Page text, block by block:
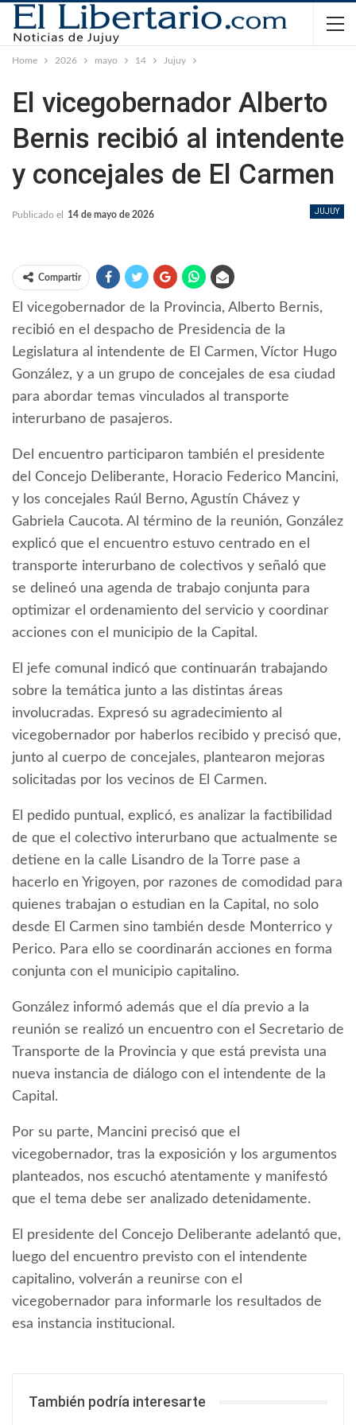
Home 2026 mayo 14 Jujuy
El vicegobernador Alberto
Bernis recibió al intendente
y concejales de El Carmen
JUJUY
Publicado el 14 de mayo de 2026
Compartir
El vicegobernador de la Provincia, Alberto Bernis,
recibió en el despacho de Presidencia de la
Legislatura al intendente de El Carmen, Víctor Hugo
González, y a un grupo de concejales de esa ciudad
para abordar temas vinculados al transporte
interurbano de pasajeros.
Del encuentro participaron también el presidente
del Concejo Deliberante, Horacio Federico Mancini,
y los concejales Raúl Berno, Agustín Chávez y
Gabriela Caucota. Al término de la reunión, González
explicó que el encuentro estuvo centrado en el
transporte interurbano de colectivos y señaló que
se delineó una agenda de trabajo conjunta para
optimizar el ordenamiento del servicio y coordinar
acciones con el municipio de la Capital.
El jefe comunal indicó que continuarán trabajando
sobre la temática junto a las distintas áreas
involucradas. Expresó su agradecimiento al
vicegobernador por haberlos recibido y precisó que,
junto al cuerpo de concejales, plantearon mejoras
solicitadas por los vecinos de El Carmen.
El pedido puntual, explicó, es analizar la factibilidad
de que el colectivo interurbano que actualmente se
detiene en la calle Lisandro de la Torre pase a
hacerlo en Yrigoyen, por razones de comodidad para
quienes trabajan o estudian en la Capital, no solo
desde El Carmen sino también desde Monterrico y
Perico. Para ello se coordinarán acciones en forma
conjunta con el municipio capitalino.
González informó además que el día previo a la
reunión se realizó un encuentro con el Secretario de
Transporte de la Provincia y que está prevista una
nueva instancia de diálogo con el intendente de la
Capital.
Por su parte, Mancini precisó que el
vicegobernador, tras la exposición y los argumentos
planteados, nos escuchó atentamente y manifestó
que el tema debe ser analizado detenidamente.
El presidente del Concejo Deliberante adelantó que,
luego del encuentro previsto con el intendente
capitalino, volverán a reunirse con el
vicegobernador para informarle los resultados de
esa instancia institucional.
También podría interesarte